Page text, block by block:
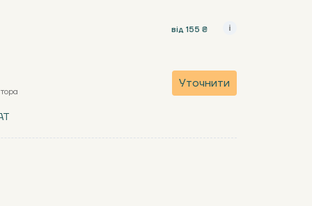
від 155 ₴
Уточнити